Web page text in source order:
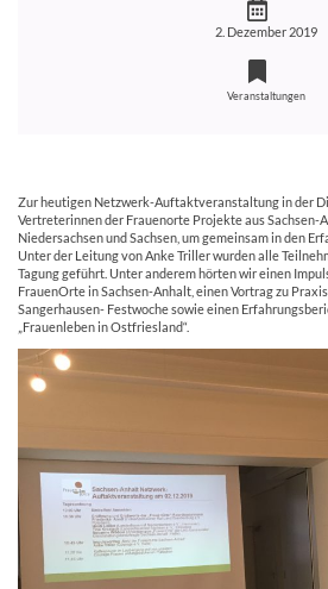
2. Dezember 2019
Veranstaltungen
Zur heutigen Netzwerk-Auftaktveranstaltung in der
Vertreterinnen der Frauenorte Projekte aus Sachsen-
Niedersachsen und Sachsen, um gemeinsam in den
Unter der Leitung von Anke Triller wurden alle
Tagung geführt. Unter anderem hörten wir einen
FrauenOrte in Sachsen-Anhalt, einen Vortrag zu
Sangerhausen- Festwoche sowie einen
„Frauenleben in Ostfriesland“.